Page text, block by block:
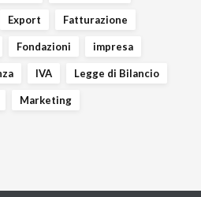
Export Fatturazione
Fondazioni impresa
IVA Legge di Bilancio
Marketing